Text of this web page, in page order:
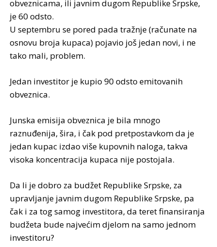
obveznicama, ili javnim dugom Republike Srpske,
je 60 odsto.
U septembru se pored pada tražnje (računate na
osnovu broja kupaca) pojavio još jedan novi, i ne
tako mali, problem.
Jedan investitor je kupio 90 odsto emitovanih
obveznica.
Junska emisija obveznica je bila mnogo
raznuđenija, šira, i čak pod pretpostavkom da je
jedan kupac izdao više kupovnih naloga, takva
visoka koncentracija kupaca nije postojala.
Da li je dobro za budžet Republike Srpske, za
upravljanje javnim dugom Republike Srpske, pa
čak i za tog samog investitora, da teret finansiranja
budžeta bude najvećim djelom na samo jednom
investitoru?